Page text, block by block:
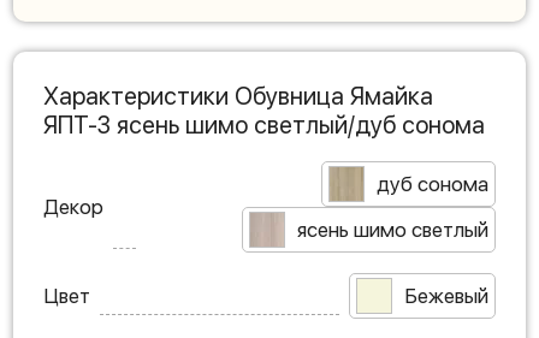
Характеристики Обувница Ямайка
ЯПТ-3 ясень шимо светлый/дуб сонома
Декор
дуб сонома
ясень шимо светлый
Цвет Бежевый